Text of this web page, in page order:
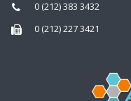
0 (212) 383 3432
0 (212) 227 3421